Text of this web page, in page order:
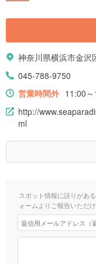
神奈川県横浜市金沢
045-788-9750
営業時間外 11:00
http://
ml
スポット情報に誤りがあ
ォームよりご報告いただ